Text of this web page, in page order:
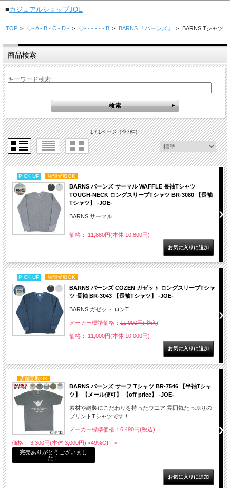
■カジュアルショップJOE
TOP > ◇- A - B - C - D - > ◇- - - - - - B > BARNS 「バーンズ」 > BARNS Tシャツ
商品検索
キーワード検索
1 / 1ページ（全7件）
PICK UP 店舗受取OK
BARNS バーンズ サーマル WAFFLE 長袖Tシャツ
TOUGH-NECK ロングスリーブTシャツ BR-3080 【長袖
Tシャツ】 -JOE-
BARNS サーマル
価格： 11,880円(本体 10,800円)
PICK UP 店舗受取OK
BARNS バーンズ COZEN ガゼット ロングスリーブTシャ
ツ 長袖 BR-3043 【長袖Tシャツ】 -JOE-
BARNS ガゼット ロンT
メーカー標準価格： 11,000円(税込)
価格： 11,000円(本体 10,000円)
店舗受取OK
BARNS バーンズ サーフ Tシャツ BR-7546 【半袖Tシャ
ツ】 【メール便可】 【off price】 -JOE-
素材や縫製にこだわりを持ったウエア 雰囲気たっぷりの
プリントTシャツです！
メーカー標準価格： 6,490円(税込)
価格： 3,300円(本体 3,000円) <49%OFF>
完売ありがとうございまし
た！